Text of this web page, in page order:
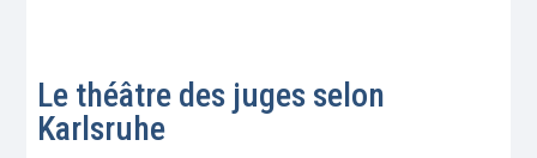
Le théâtre des juges selon
Karlsruhe